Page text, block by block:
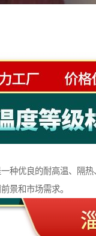
种优良的耐高温、隔热
景和市场需求。